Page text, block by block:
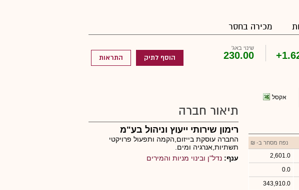
מכירה בחסר
שינוי באג'
230.00 הוסף לתיק התראות
אקסל
נפח מסחר ב- ₪
2,601.0
0.0
343,910.0
תיאור חברה
רימון שירותי ייעוץ וניהול בע"מ
החברה עוסקת בייזום,הקמה ותפעול פרויקטי
תשתיות,אנרגיה ומים.
ענף: נדל"ן ובינוי מניות והמירים